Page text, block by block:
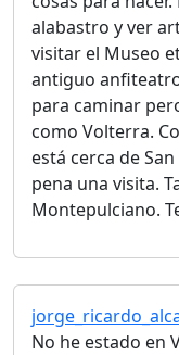
alabastro y ver
visitar el Museo
antiguo
para caminar
como Volterra.
está cerca de
pena una visita.
Montepulciano.
No he estado en